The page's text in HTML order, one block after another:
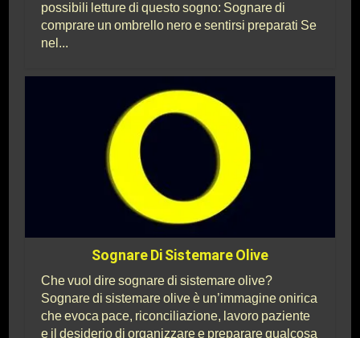
possibili letture di questo sogno: Sognare di
comprare un ombrello nero e sentirsi preparati Se
nel...
Sognare Di Sistemare Olive
Che vuol dire sognare di sistemare olive?
Sognare di sistemare olive è un’immagine onirica
che evoca pace, riconciliazione, lavoro paziente
e il desiderio di organizzare e preparare qualcosa